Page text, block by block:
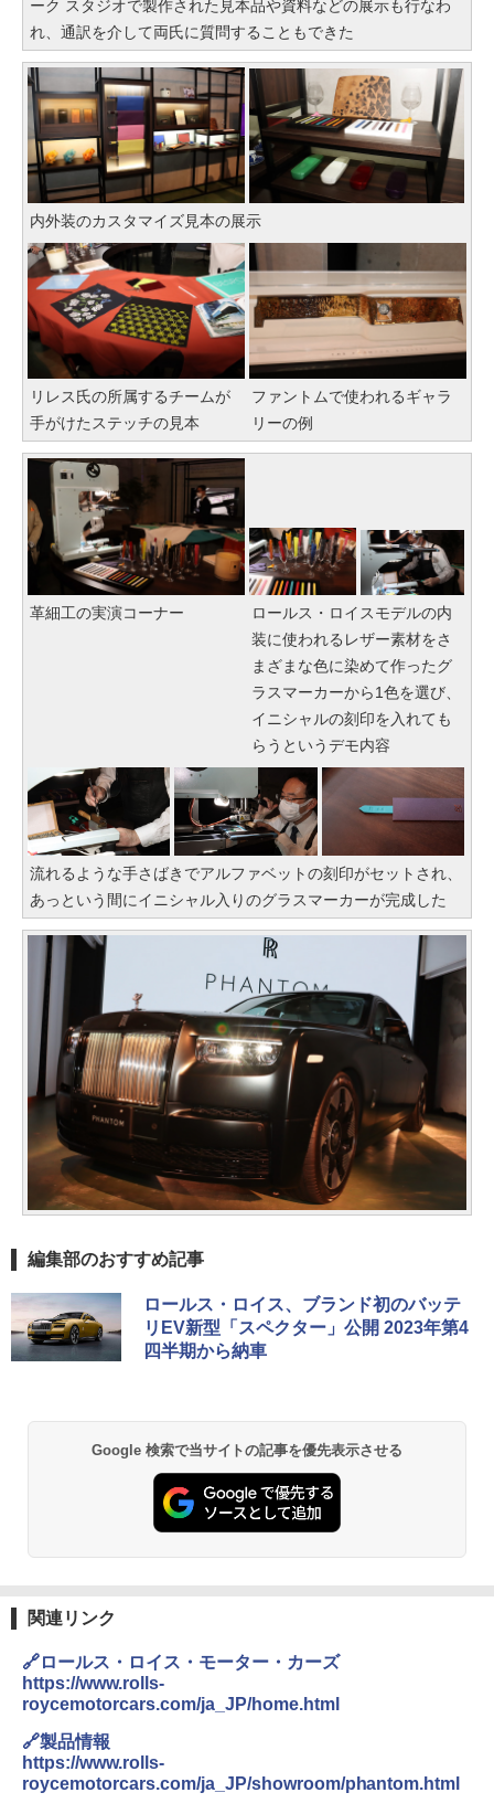
ーク スタジオで製作された見本品や資料などの展示も行なわ
れ、通訳を介して両氏に質問することもできた
内外装のカスタマイズ見本の展示
リレス氏の所属するチームが
手がけたステッチの見本
ファントムで使われるギャラ
リーの例
革細工の実演コーナー
ロールス・ロイスモデルの内
装に使われるレザー素材をさ
まざまな色に染めて作ったグ
ラスマーカーから1色を選び、
イニシャルの刻印を入れても
らうというデモ内容
流れるような手さばきでアルファベットの刻印がセットされ、
あっという間にイニシャル入りのグラスマーカーが完成した
編集部のおすすめ記事
ロールス・ロイス、ブランド初のバッテ
リEV新型「スペクター」公開 2023年第4
四半期から納車
Google 検索で当サイトの記事を優先表示させる
関連リンク
🔗ロールス・ロイス・モーター・カーズ
https://www.rolls-
roycemotorcars.com/ja_JP/home.html
🔗製品情報
https://www.rolls-
roycemotorcars.com/ja_JP/showroom/phantom.html